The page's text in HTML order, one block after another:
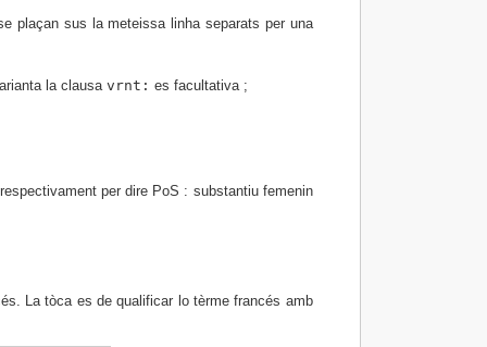
plaçan sus la meteissa linha separats per una
la clausa vrnt: es facultativa ;
per dire PoS : substantiu femenin
La tòca es de qualificar lo tèrme francés amb